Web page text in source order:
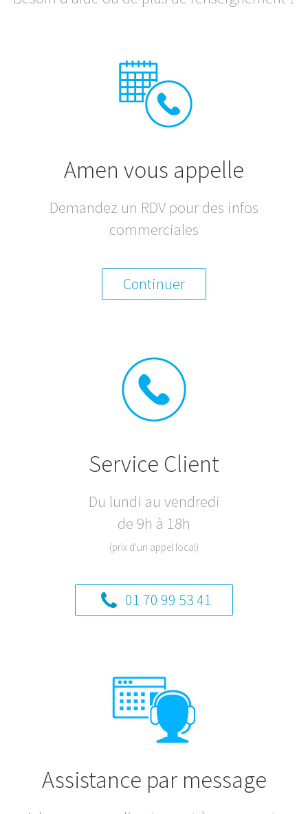
Amen vous appelle
Demandez un RDV pour des infos
commerciales
Continuer
Service Client
Du lundi au vendredi
de 9h à 18h
(prix d'un appel local)
01 70 99 53 41
Assistance par message